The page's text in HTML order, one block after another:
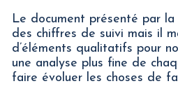
Le document présenté par
des chiffres de suivi mais il
d’éléments qualitatifs pour
une analyse plus fine de
faire évoluer les choses de